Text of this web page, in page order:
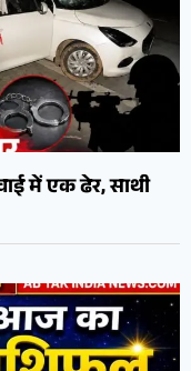
में एक ढेर, साथी